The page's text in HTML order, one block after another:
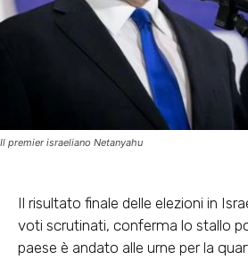
Il premier israeliano Netanyahu
Il risultato finale delle elezioni in
voti scrutinati, conferma lo stallo
paese è andato alle urne per la